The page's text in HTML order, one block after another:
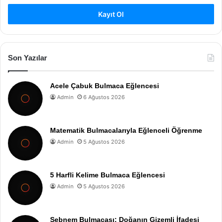
Kayıt Ol
Son Yazılar
Acele Çabuk Bulmaca Eğlencesi
Admin 6 Ağustos 2026
Matematik Bulmacalarıyla Eğlenceli Öğrenme
Admin 5 Ağustos 2026
5 Harfli Kelime Bulmaca Eğlencesi
Admin 5 Ağustos 2026
Şebnem Bulmacası: Doğanın Gizemli İfadesi